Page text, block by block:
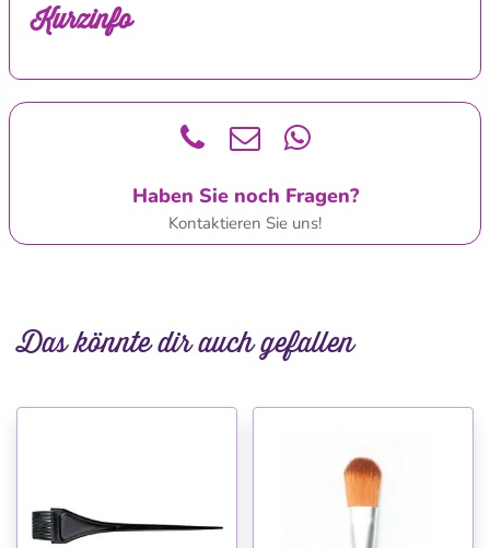
Kurzinfo
Haben Sie noch Fragen?
Kontaktieren Sie uns!
Das könnte dir auch gefallen